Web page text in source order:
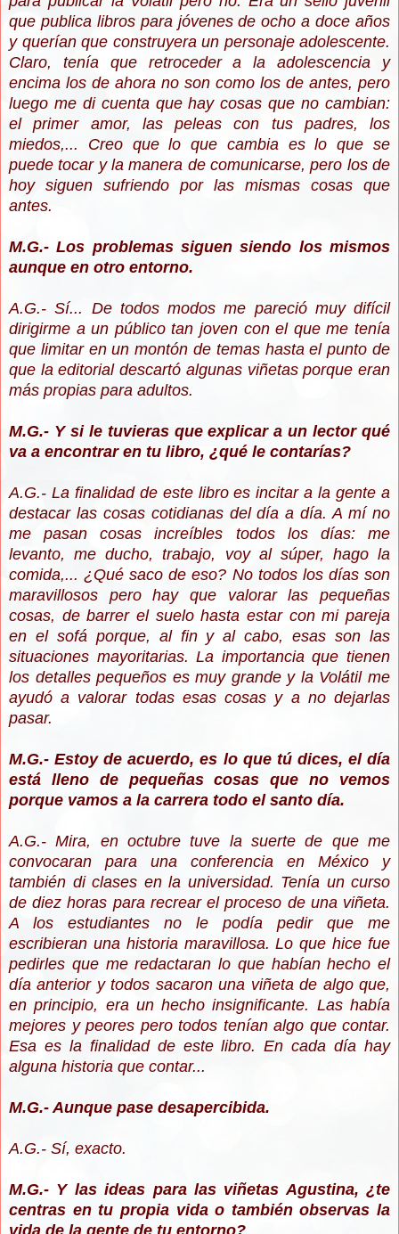
que publica libros para jóvenes de ocho a doce años
y querían que construyera un personaje adolescente.
Claro, tenía que retroceder a la adolescencia y
encima los de ahora no son como los de antes, pero
luego me di cuenta que hay cosas que no cambian:
el primer amor, las peleas con tus padres, los
miedos,... Creo que lo que cambia es lo que se
puede tocar y la manera de comunicarse, pero los de
hoy siguen sufriendo por las mismas cosas que
antes.
M.G.- Los problemas siguen siendo los mismos
aunque en otro entorno.
A.G.- Sí... De todos modos me pareció muy difícil
dirigirme a un público tan joven con el que me tenía
que limitar en un montón de temas hasta el punto de
que la editorial descartó algunas viñetas porque eran
más propias para adultos.
M.G.- Y si le tuvieras que explicar a un lector qué
va a encontrar en tu libro, ¿qué le contarías?
A.G.- La finalidad de este libro es incitar a la gente a
destacar las cosas cotidianas del día a día. A mí no
me pasan cosas increíbles todos los días: me
levanto, me ducho, trabajo, voy al súper, hago la
comida,... ¿Qué saco de eso? No todos los días son
maravillosos pero hay que valorar las pequeñas
cosas, de barrer el suelo hasta estar con mi pareja
en el sofá porque, al fin y al cabo, esas son las
situaciones mayoritarias. La importancia que tienen
los detalles pequeños es muy grande y la Volátil me
ayudó a valorar todas esas cosas y a no dejarlas
pasar.
M.G.- Estoy de acuerdo, es lo que tú dices, el día
está lleno de pequeñas cosas que no vemos
porque vamos a la carrera todo el santo día.
A.G.- Mira, en octubre tuve la suerte de que me
convocaran para una conferencia en México y
también di clases en la universidad. Tenía un curso
de diez horas para recrear el proceso de una viñeta.
A los estudiantes no le podía pedir que me
escribieran una historia maravillosa. Lo que hice fue
pedirles que me redactaran lo que habían hecho el
día anterior y todos sacaron una viñeta de algo que,
en principio, era un hecho insignificante. Las había
mejores y peores pero todos tenían algo que contar.
Esa es la finalidad de este libro. En cada día hay
alguna historia que contar...
M.G.- Aunque pase desapercibida.
A.G.- Sí, exacto.
M.G.- Y las ideas para las viñetas Agustina, ¿te
centras en tu propia vida o también observas la